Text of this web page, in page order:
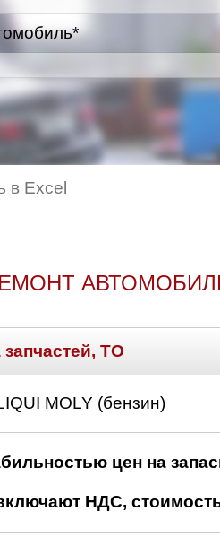
в Excel
ТО
MOLY (бензин)
цен на
НДС,